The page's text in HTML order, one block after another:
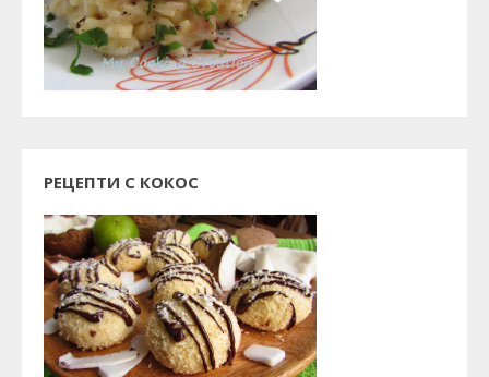
РЕЦЕПТИ С КОКОС